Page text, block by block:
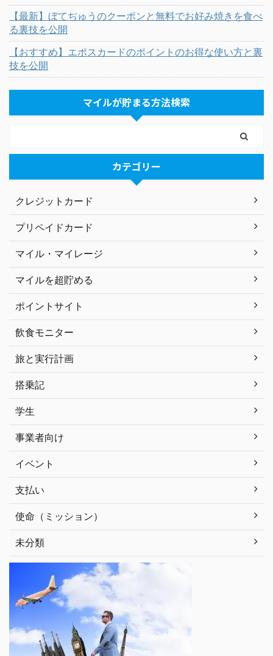
【最新】ぼてぢゅうのクーポンと無料でお好み焼きを食べ
る裏技を公開
【おすすめ】エポスカードのポイントのお得な使い方と裏
技を公開
マイルが貯まる方法検索
カテゴリー
クレジットカード
プリペイドカード
マイル・マイレージ
マイルを超貯める
ポイントサイト
飲食モニター
旅と実行計画
搭乗記
学生
事業者向け
イベント
支払い
使命（ミッション）
未分類